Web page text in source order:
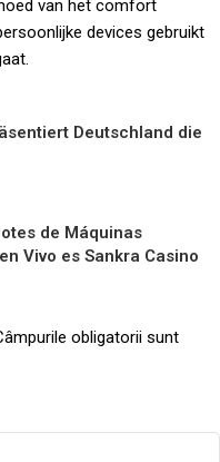
van het comfort
devices gebruikt
Deutschland die
de Máquinas
Vivo es Sankra Casino
obligatorii sunt